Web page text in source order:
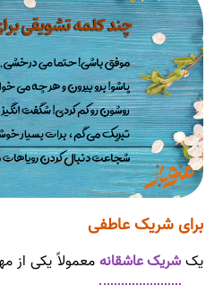
برای شریک عاطفی
یکشریک عاشقانهمعمولاً یکی از